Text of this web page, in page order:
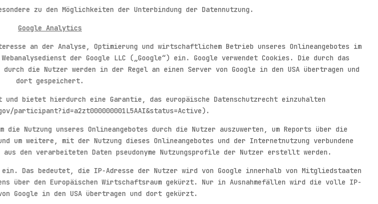
zu den Möglichkeiten der Unterbindung der Datennutzung.
Google Analytics
an der Analyse, Optimierung und wirtschaftlichem Betrieb unseres Onlineangebotes im
der Google LLC („Google“) ein. Google verwendet Cookies. Die durch das
die Nutzer werden in der Regel an einen Server von Google in den USA übertragen und
dort gespeichert.
bietet hierdurch eine Garantie, das europäische Datenschutzrecht einzuhalten
participant?id=a2zt000000001L5AAI&status=Active).
Nutzung unseres Onlineangebotes durch die Nutzer auszuwerten, um Reports über die
um weitere, mit der Nutzung dieses Onlineangebotes und der Internetnutzung verbundene
den verarbeiteten Daten pseudonyme Nutzungsprofile der Nutzer erstellt werden.
Das bedeutet, die IP-Adresse der Nutzer wird von Google innerhalb von Mitgliedstaaten
über den Europäischen Wirtschaftsraum gekürzt. Nur in Ausnahmefällen wird die volle IP-
Google in den USA übertragen und dort gekürzt.